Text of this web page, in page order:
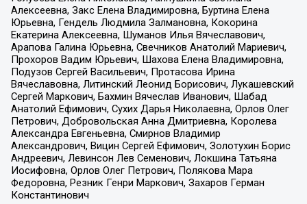
Алексеевна, Закс Елена Владимировна, Буртина Елена
Юрьевна, Гендель Людмила Залмановна, Кокорина
Екатерина Алексеевна, Шуманов Илья Вячеславович,
Арапова Галина Юрьевна, Свечников Анатолий Мариевич,
Прохоров Вадим Юрьевич, Шахова Елена Владимировна,
Подузов Сергей Васильевич, Протасова Ирина
Вячеславовна, Литинский Леонид Борисович, Лукашевский
Сергей Маркович, Бахмин Вячеслав Иванович, Шабад
Анатолий Ефимович, Сухих Дарья Николаевна, Орлов Олег
Петрович, Добровольская Анна Дмитриевна, Королева
Александра Евгеньевна, Смирнов Владимир
Александрович, Вицин Сергей Ефимович, Золотухин Борис
Андреевич, Левинсон Лев Семенович, Локшина Татьяна
Иосифовна, Орлов Олег Петрович, Полякова Мара
Федоровна, Резник Генри Маркович, Захаров Герман
Константинович